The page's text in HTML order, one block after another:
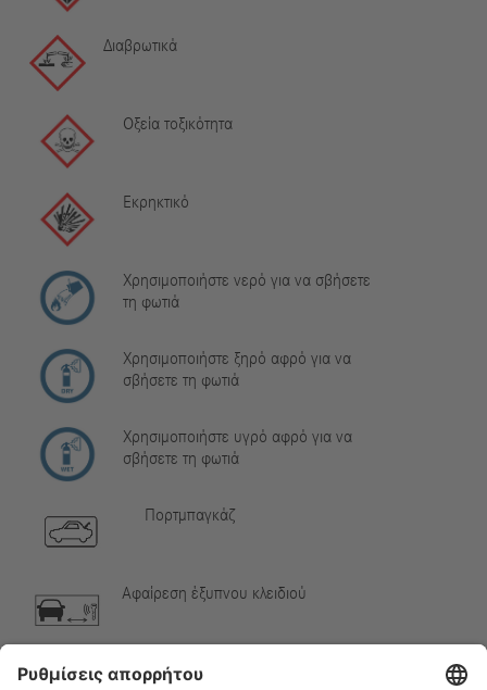
Διαβρωτικά
Οξεία τοξικότητα
Εκρηκτικό
Χρησιμοποιήστε νερό για να σβήσετε
τη φωτιά
Χρησιμοποιήστε ξηρό αφρό για να
σβήσετε τη φωτιά
Χρησιμοποιήστε υγρό αφρό για να
σβήσετε τη φωτιά
Πορτμπαγκάζ
Αφαίρεση έξυπνου κλειδιού
Αέριο κλιματιστικού